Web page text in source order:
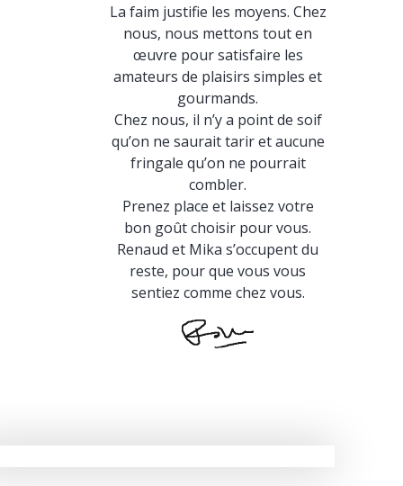
La faim justifie les moyens. Chez
nous, nous mettons tout en
œuvre pour satisfaire les
amateurs de plaisirs simples et
gourmands.
Chez nous, il n’y a point de soif
qu’on ne saurait tarir et aucune
fringale qu’on ne pourrait
combler.
Prenez place et laissez votre
bon goût choisir pour vous.
Renaud et Mika s’occupent du
reste, pour que vous vous
sentiez comme chez vous.